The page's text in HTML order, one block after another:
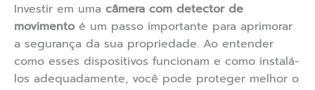
Investir em uma câmera com detector de
movimento é um passo importante para aprimorar
a segurança da sua propriedade. Ao entender
como esses dispositivos funcionam e como instalá-
los adequadamente, você pode proteger melhor o